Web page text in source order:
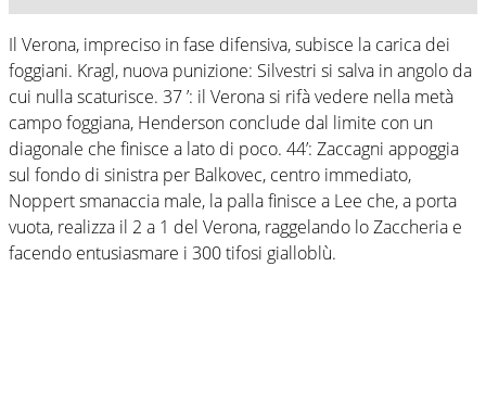
Il Verona, impreciso in fase difensiva, subisce la carica dei
foggiani. Kragl, nuova punizione: Silvestri si salva in angolo da
cui nulla scaturisce. 37 ’: il Verona si rifà vedere nella metà
campo foggiana, Henderson conclude dal limite con un
diagonale che finisce a lato di poco. 44’: Zaccagni appoggia
sul fondo di sinistra per Balkovec, centro immediato,
Noppert smanaccia male, la palla finisce a Lee che, a porta
vuota, realizza il 2 a 1 del Verona, raggelando lo Zaccheria e
facendo entusiasmare i 300 tifosi gialloblù.